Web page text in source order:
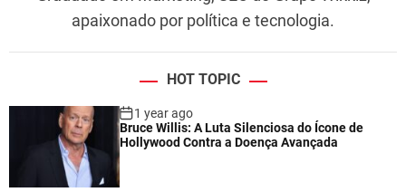
apaixonado por política e tecnologia.
HOT TOPIC
1 year ago
Bruce Willis: A Luta Silenciosa do Ícone de
Hollywood Contra a Doença Avançada